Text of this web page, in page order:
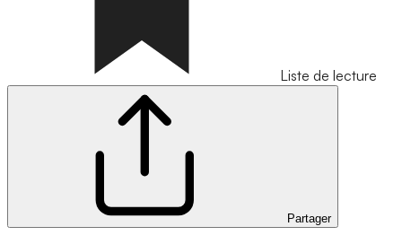
Liste de lecture
Partager